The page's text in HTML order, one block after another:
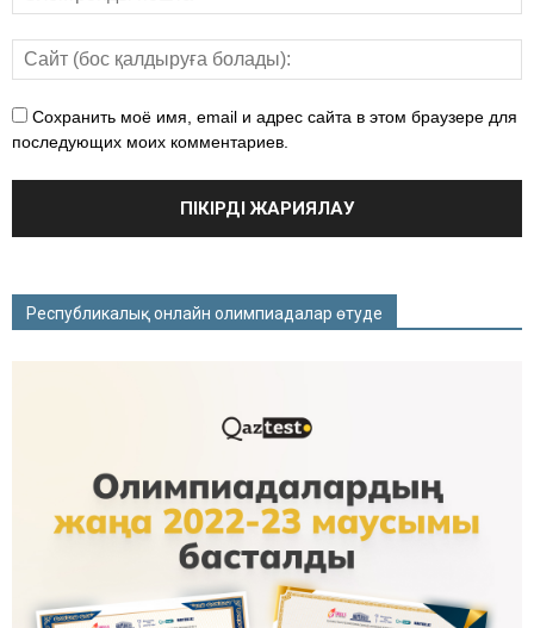
Сохранить моё имя, email и адрес сайта в этом браузере для
последующих моих комментариев.
Республикалық онлайн олимпиадалар өтуде